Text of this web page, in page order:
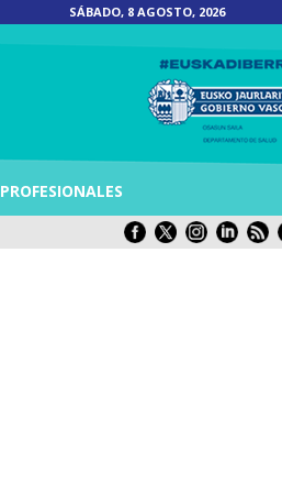
SÁBADO, 8 AGOSTO, 2026
PROFESIONALES